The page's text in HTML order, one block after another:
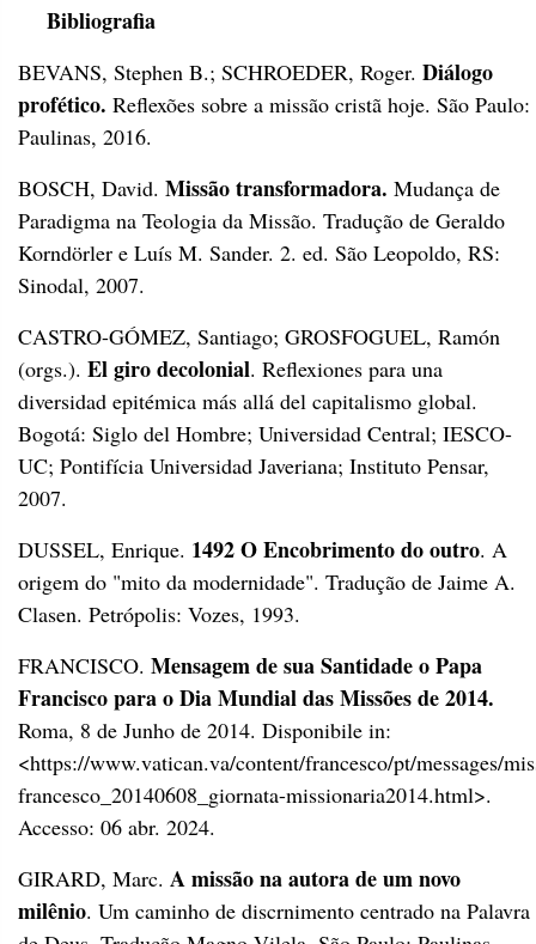
Bibliografia
BEVANS, Stephen B.; SCHROEDER, Roger. Diálogo
profético. Reflexões sobre a missão cristã hoje. São Paulo:
Paulinas, 2016.
BOSCH, David. Missão transformadora. Mudança de
Paradigma na Teologia da Missão. Tradução de Geraldo
Korndörler e Luís M. Sander. 2. ed. São Leopoldo, RS:
Sinodal, 2007.
CASTRO-GÓMEZ, Santiago; GROSFOGUEL, Ramón
(orgs.). El giro decolonial. Reflexiones para una
diversidad epitémica más allá del capitalismo global.
Bogotá: Siglo del Hombre; Universidad Central; IESCO-
UC; Pontifícia Universidad Javeriana; Instituto Pensar,
2007.
DUSSEL, Enrique. 1492 O Encobrimento do outro. A
origem do "mito da modernidade". Tradução de Jaime A.
Clasen. Petrópolis: Vozes, 1993.
FRANCISCO. Mensagem de sua Santidade o Papa
Francisco para o Dia Mundial das Missões de 2014.
Roma, 8 de Junho de 2014. Disponibile in:
<https://www.vatican.va/content/francesco/pt/messages/
francesco_20140608_giornata-missionaria2014.html>.
Accesso: 06 abr. 2024.
GIRARD, Marc. A missão na autora de um novo
milênio. Um caminho de discrnimento centrado na Palavra